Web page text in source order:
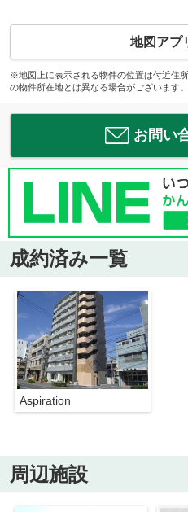
地図アプ
※地図上に表示される物件の位置は付近住
の物件所在地とは異なる場合がございます。
お問い
成約済み一覧
Aspiration
周辺施設